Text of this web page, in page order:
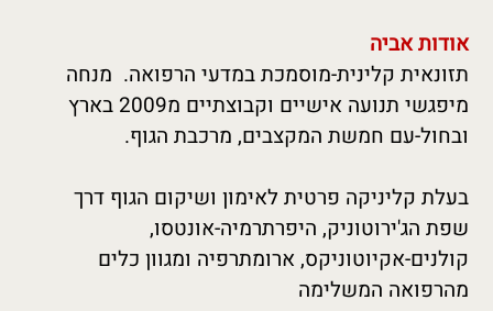
אודות אביה
תזונאית קלינית-מוסמכת במדעי הרפואה.  מנחה
מיפגשי תנועה אישיים וקבוצתיים מ2009 בארץ
ובחול-עם חמשת המקצבים, מרכבת הגוף.
בעלת קליניקה פרטית לאימון ושיקום הגוף דרך
שפת הג'ירוטוניק, היפרתרמיה-אונטסו,
קולנים-אקיוטוניקס, ארומתרפיה ומגוון כלים
מהרפואה המשלימה